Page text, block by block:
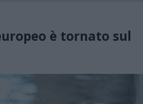
è tornato sul